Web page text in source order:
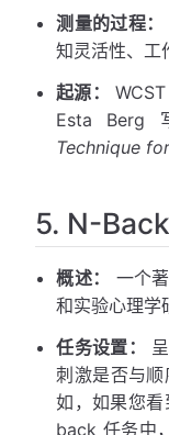
测量的过程：
知灵活性、工
起源：
Esta
Technique
5. N-
概述：
一个
和实验心理学
任务设置：
刺激是否与
如，如果您
back 任务中